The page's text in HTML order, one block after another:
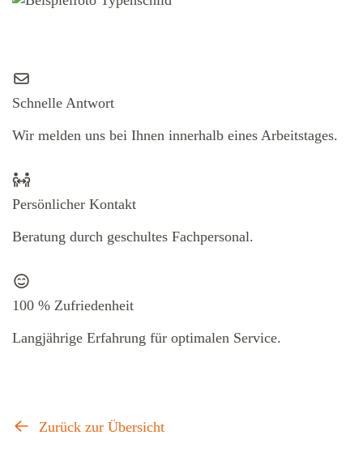
Schnelle Antwort
Wir melden uns bei Ihnen innerhalb eines Arbeitstages.
Persönlicher Kontakt
Beratung durch geschultes Fachpersonal.
100 % Zufriedenheit
Langjährige Erfahrung für optimalen Service.
Zurück zur Übersicht